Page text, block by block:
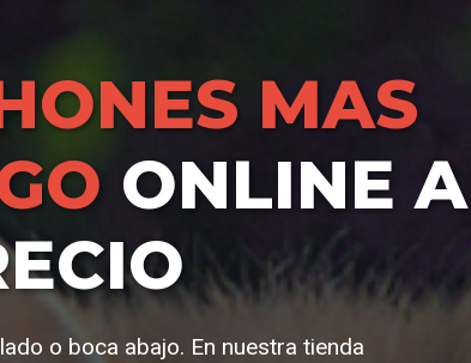
MAS
ONLINE
o boca abajo. En nuestra tienda